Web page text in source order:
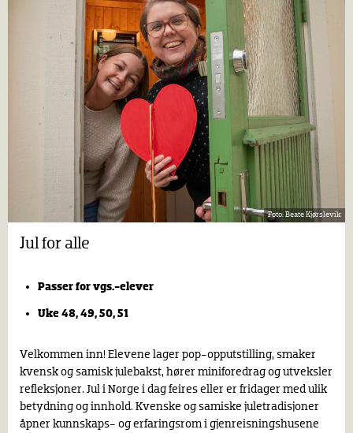
Beate Kjørslevik
Jul for alle
Passer for vgs.-elever
Uke 48, 49, 50, 51
Velkommen inn! Elevene lager pop-opputstilling, smaker
kvensk og samisk julebakst, hører miniforedrag og utveksler
refleksjoner. Jul i Norge i dag feires eller er fridager med ulik
betydning og innhold. Kvenske og samiske juletradisjoner
åpner kunnskaps- og erfaringsrom i gjenreisningshusene